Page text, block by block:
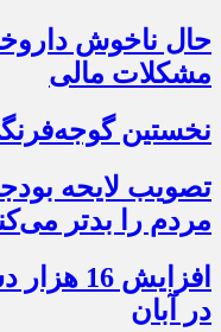
حال ناخوش
مشکلات مالی
نخستین
مردم را بدتر
افزایش
در آبان